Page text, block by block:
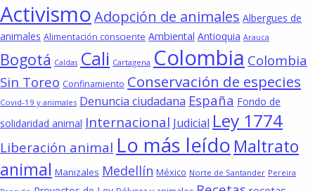
ActivismoAdopción de animales Albergues de
animales Alimentación consciente Ambiental Antioquia Arauca
Bogotá Caldas Cali Cartagena Colombia Colombia
Sin Toreo Confinamiento Conservación de especies
Covid-19 y animales Denuncia ciudadana España Fondo de
solidaridad animal Internacional Judicial Ley 1774
Liberación animal Lo más leído Maltrato
animal Manizales Medellín México Norte de Santander Pereira